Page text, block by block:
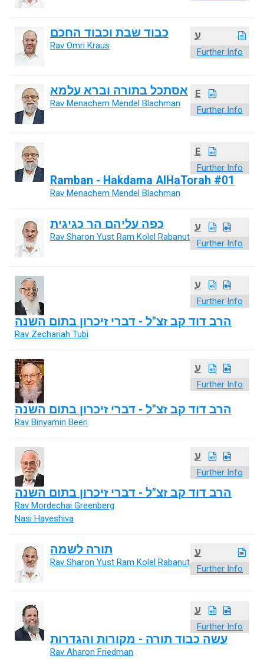
ע
Further Info
כבוד שבת וכבוד החכם
Rav Omri Kraus
E
Further Info
אסתכל בתורה וברא עלמא
Rav Menachem Mendel Blachman
E
Further Info
Ramban - Hakdama AlHaTorah #01
Rav Menachem Mendel Blachman
ע
Further Info
כפה עליהם הר כגיגית
Rav Sharon Yust Ram Kolel Rabanut
ע
Further Info
הרב דוד קב זצ"ל - דברי זיכרון בתום השנה
Rav Zechariah Tubi
ע
Further Info
הרב דוד קב זצ"ל - דברי זיכרון בתום השנה
Rav Binyamin Beeri
ע
Further Info
הרב דוד קב זצ"ל - דברי זיכרון בתום השנה
Rav Mordechai Greenberg
Nasi Hayeshiva
ע
Further Info
תורה לשמה
Rav Sharon Yust Ram Kolel Rabanut
ע
Further Info
עשה כבוד תורה - מקורות והגדרות
Rav Aharon Friedman